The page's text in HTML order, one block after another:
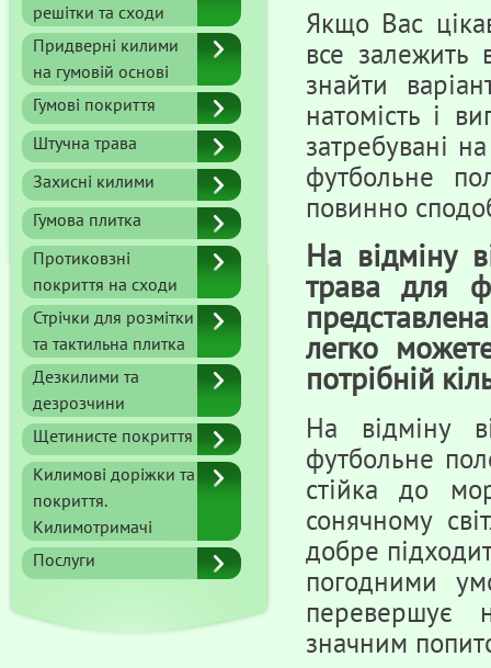
решітки та сходи
Придверні килими
на гумовій основі
Гумові покриття
Штучна трава
Захисні килими
Гумова плитка
Протиковзні
покриття на сходи
Стрічки для розмітки
та тактильна плитка
Дезкилими та
дезрозчини
Щетинисте покриття
Килимові доріжки та
покриття.
Килимотримачі
Послуги
Якщо Вас
все залежить
знайти
натомість і
затребувані
футбольне
повинно
На відміну
трава для
легко
потрібній
На відміну
футбольне
стійка до
сонячному
добре
погодними
перевершує
значним